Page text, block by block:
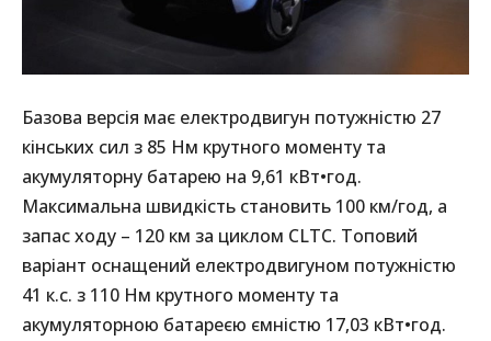
Базова версія має електродвигун потужністю 27
кінських сил з 85 Нм крутного моменту та
акумуляторну батарею на 9,61 кВт•год.
Максимальна швидкість становить 100 км/год, а
запас ходу – 120 км за циклом CLTC. Топовий
варіант оснащений електродвигуном потужністю
41 к.с. з 110 Нм крутного моменту та
акумуляторною батареєю ємністю 17,03 кВт•год.